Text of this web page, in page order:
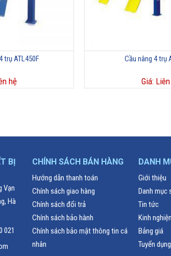
trụ ATL450F
hệ
Cầu nâng 4 trụ
Giá:
BỊ
Vạn
Hà
021
CHÍNH SÁCH BÁN HÀNG
Hướng dẫn thanh toán
Chính sách giao hàng
Chính sách đổi trả
Chính sách bảo hành
Chính sách bảo mật thông tin cá
nhân
DANH
Giới thiệu
Danh mục
Tin tức
Kinh
Bảng giá
Tuyển dụng